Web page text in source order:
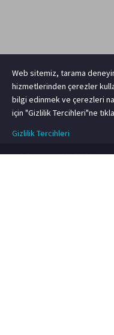
© Copyright 2000-2022REAL
Web sitemiz, tarama
hizmetlerinden çerezler
bilgi edinmek ve çerezleri
için "Gizlilik Tercihleri"ne
Gizlilik Tercihleri